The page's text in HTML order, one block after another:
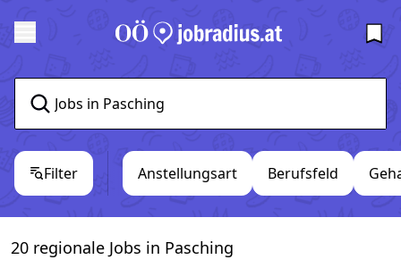
Filter Anstellungsart Berufsfeld
20 regionale Jobs in Pasching